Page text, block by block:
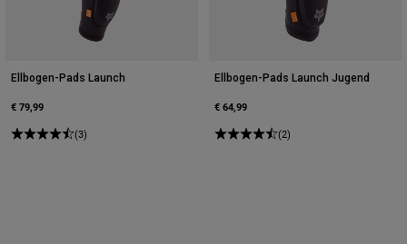
Ellbogen-Pads Launch
€ 79,99
(3)
Ellbogen-Pads Launch Jugend
€ 64,99
(2)